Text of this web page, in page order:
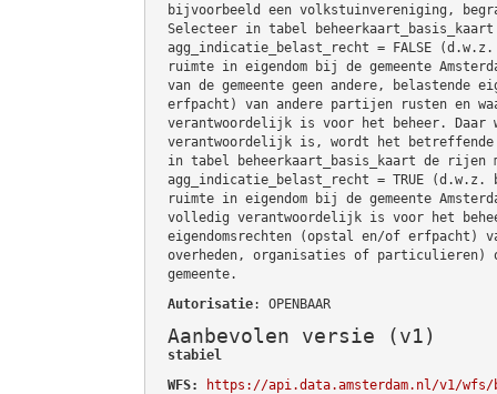
bijvoorbeeld een volkstuinvereniging,
Selecteer in tabel
agg_indicatie_belast_recht = FALSE
ruimte in eigendom bij de gemeente
van de gemeente geen andere, belastende
erfpacht) van andere partijen rusten en
verantwoordelijk is voor het beheer. Daar
verantwoordelijk is, wordt het
in tabel beheerkaart_basis_kaart de rijen
agg_indicatie_belast_recht = TRUE
ruimte in eigendom bij de gemeente
volledig verantwoordelijk is voor het
eigendomsrechten (opstal en/of erfpacht)
overheden, organisaties of particulieren)
gemeente.
Autorisatie: OPENBAAR
Aanbevolen versie (v1)
stabiel
WFS:
https://api.data.amsterdam.nl/v1/wfs/